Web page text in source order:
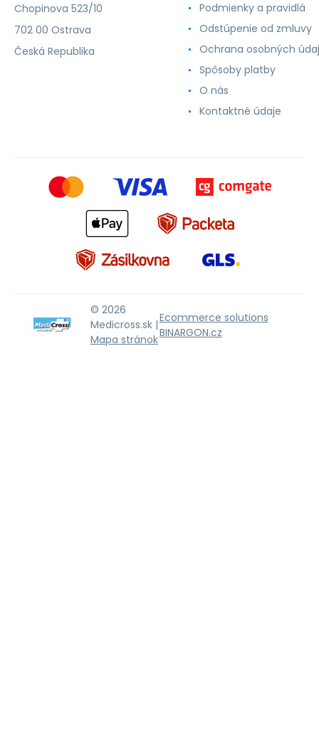
Chopinova 523/10
702 00 Ostrava
Česká Republika
Podmienky a pravidlá
Odstúpenie od zmluvy
Ochrana osobných
Spôsoby platby
O nás
Kontaktné údaje
© 2026
Medicross.sk |
Mapa stránok
Ecommerce solutions
BINARGON.cz